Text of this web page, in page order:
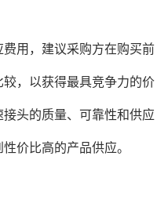
用，建议采购方在购买前
，以获得最具竞争力的价
头的质量、可靠性和供应
价比高的产品供应。